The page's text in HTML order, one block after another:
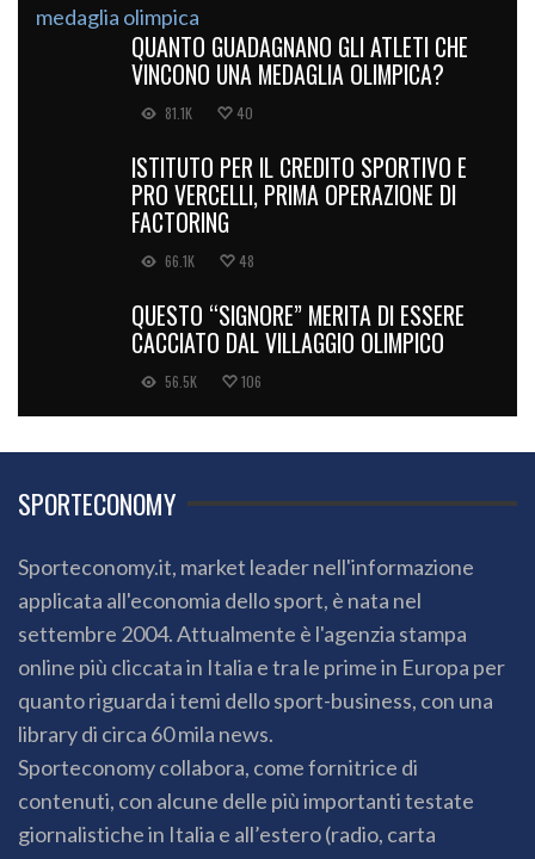
QUANTO GUADAGNANO GLI ATLETI CHE
VINCONO UNA MEDAGLIA OLIMPICA?
81.1K 40
ISTITUTO PER IL CREDITO SPORTIVO E
PRO VERCELLI, PRIMA OPERAZIONE DI
FACTORING
66.1K 48
QUESTO “SIGNORE” MERITA DI ESSERE
CACCIATO DAL VILLAGGIO OLIMPICO
56.5K 106
SPORTECONOMY
Sporteconomy.it, market leader nell'informazione
applicata all'economia dello sport, è nata nel
settembre 2004. Attualmente è l'agenzia stampa
online più cliccata in Italia e tra le prime in Europa per
quanto riguarda i temi dello sport-business, con una
library di circa 60 mila news.
Sporteconomy collabora, come fornitrice di
contenuti, con alcune delle più importanti testate
giornalistiche in Italia e all’estero (radio, carta